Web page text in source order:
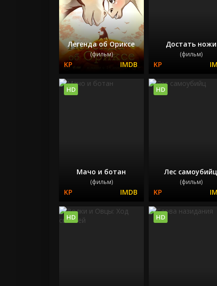
Легенда об Ориксе
(фильм)
Достать ножи
(фильм)
Мачо и ботан
(фильм)
HD
Лес самоубийц
(фильм)
HD
HD HD